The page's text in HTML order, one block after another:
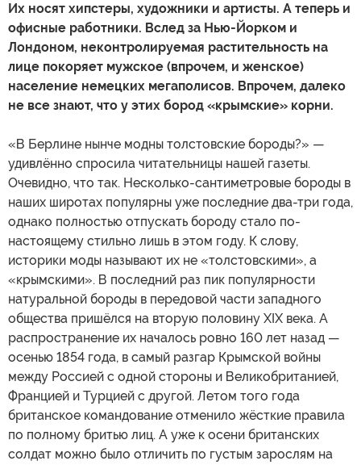
Их носят хипстеры, художники и артисты. А теперь и
офисные работники. Вслед за Нью-Йорком и
Лондоном, неконтролируемая растительность на
лице покоряет мужское (впрочем, и женское)
население немецких мегаполисов. Впрочем, далеко
не все знают, что у этих бород «крымские» корни.
«В Берлине нынче модны толстовские бороды?» —
удивлённо спросила читательницы нашей газеты.
Очевидно, что так. Несколько-сантиметровые бороды в
наших широтах популярны уже последние два-три года,
однако полностью отпускать бороду стало по-
настоящему стильно лишь в этом году. К слову,
историки моды называют их не «толстовскими», а
«крымскими». В последний раз пик популярности
натуральной бороды в передовой части западного
общества пришёлся на вторую половину XIX века. А
распространение их началось ровно 160 лет назад —
осенью 1854 года, в самый разгар Крымской войны
между Россией с одной стороны и Великобританией,
Францией и Турцией с другой. Летом того года
британское командование отменило жёсткие правила
по полному бритью лиц. А уже к осени британских
солдат можно было отличить по густым зарослям на